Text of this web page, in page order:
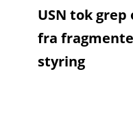
USN tok
fra
styring